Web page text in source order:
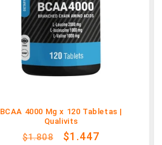
BCAA 4000 Mg x 120 Tabletas |
Qualivits
Precio
$1.808
Precio
$1.447